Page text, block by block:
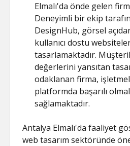
Elmalı'da önde gelen
Deneyimli bir ekip
DesignHub, görsel
kullanıcı dostu
tasarlamaktadır.
değerlerini yansıtan
odaklanan firma,
platformda başarılı
sağlamaktadır.
Antalya Elmalı'da faaliyet
web tasarım sektöründe öne